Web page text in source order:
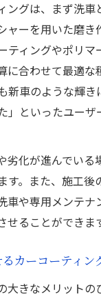
ングは、まず洗車
ャーを用いた磨き
ティングやポリマ
に合わせて最適な
新車のような輝き
」といったユーザ
劣化が進んでいる
す。また、施工後
車や専用メンテナ
せることができま
カーコーティン
大きなメリットの